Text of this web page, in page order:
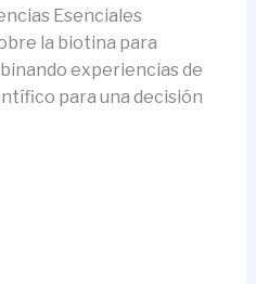
Esenciales
la biotina para
experiencias de
para una decisión